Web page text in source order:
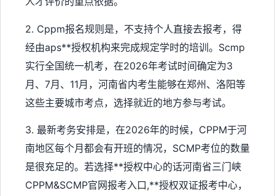
2. Cppm报名规则是，不支持个人直接去报考，得
经由aps**授权机构来完成规定学时的培训。Scmp
实行全国统一机考，在2026年考试时间确定为3
月、7月、11月，河南省内考生能够在郑州、洛阳等
这些主要城市考点，选择就近的地方参与考试。
3. 最新考务安排是，在2026年的时候，CPPM于河
南地区每个月都会有开班的情况，SCMP考位的数量
是很充足的。若选择**授权中心的话河南省三门峡
CPPM&SCMP官网报考入口,**授权双证报考中心，